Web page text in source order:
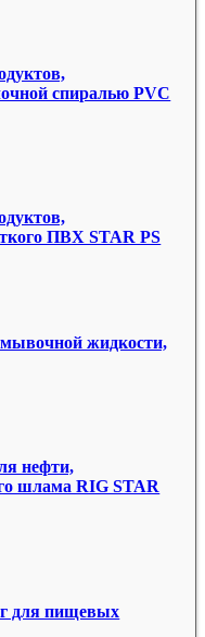
спиралью PVC
ПВХ STAR PS
жидкости,
нефти,
шлама RIG STAR
для пищевых